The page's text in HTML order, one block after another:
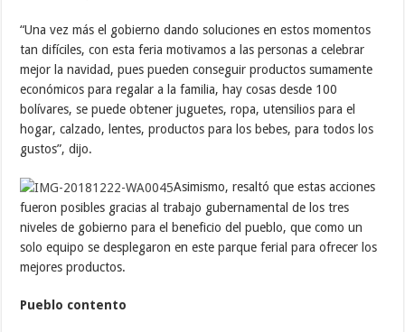
“Una vez más el gobierno dando soluciones en estos momentos
tan difíciles, con esta feria motivamos a las personas a celebrar
mejor la navidad, pues pueden conseguir productos sumamente
económicos para regalar a la familia, hay cosas desde 100
bolívares, se puede obtener juguetes, ropa, utensilios para el
hogar, calzado, lentes, productos para los bebes, para todos los
gustos”, dijo.
Asimismo, resaltó que estas acciones
fueron posibles gracias al trabajo gubernamental de los tres
niveles de gobierno para el beneficio del pueblo, que como un
solo equipo se desplegaron en este parque ferial para ofrecer los
mejores productos.
Pueblo contento